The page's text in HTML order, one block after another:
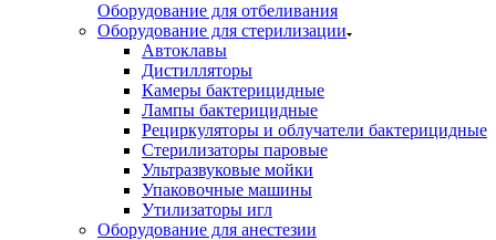
Оборудование для отбеливания
Оборудование для стерилизации
Автоклавы
Дистилляторы
Камеры бактерицидные
Лампы бактерицидные
Рециркуляторы и облучатели бактерицидные
Стерилизаторы паровые
Ультразвуковые мойки
Упаковочные машины
Утилизаторы игл
Оборудование для анестезии